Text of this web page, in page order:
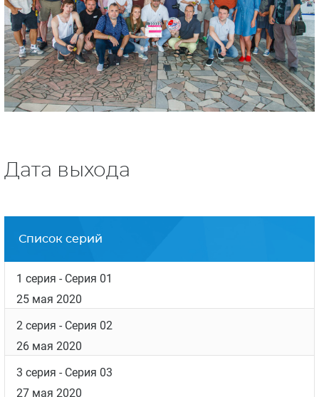
Дата выхода
Список серий
1 серия - Серия 01
25 мая 2020
2 серия - Серия 02
26 мая 2020
3 серия - Серия 03
27 мая 2020